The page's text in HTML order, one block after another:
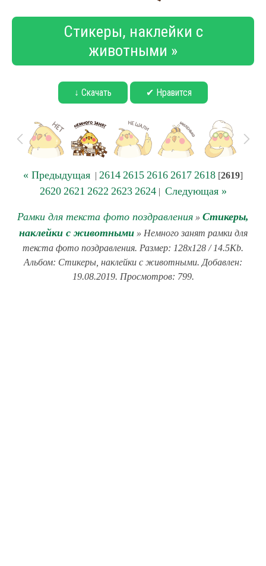
Стикеры, наклейки с
животными »
↓ Скачать ✔ Нравится
« Предыдущая | 2614 2615 2616 2617 2618 [2619]
2620 2621 2622 2623 2624| Следующая »
Рамки для текста фото поздравления » Стикеры,
наклейки с животными» Немного занят рамки для
текста фото поздравления. Размер: 128x128 / 14.5Kb.
Альбом: Стикеры, наклейки с животными. Добавлен:
19.08.2019. Просмотров: 799.